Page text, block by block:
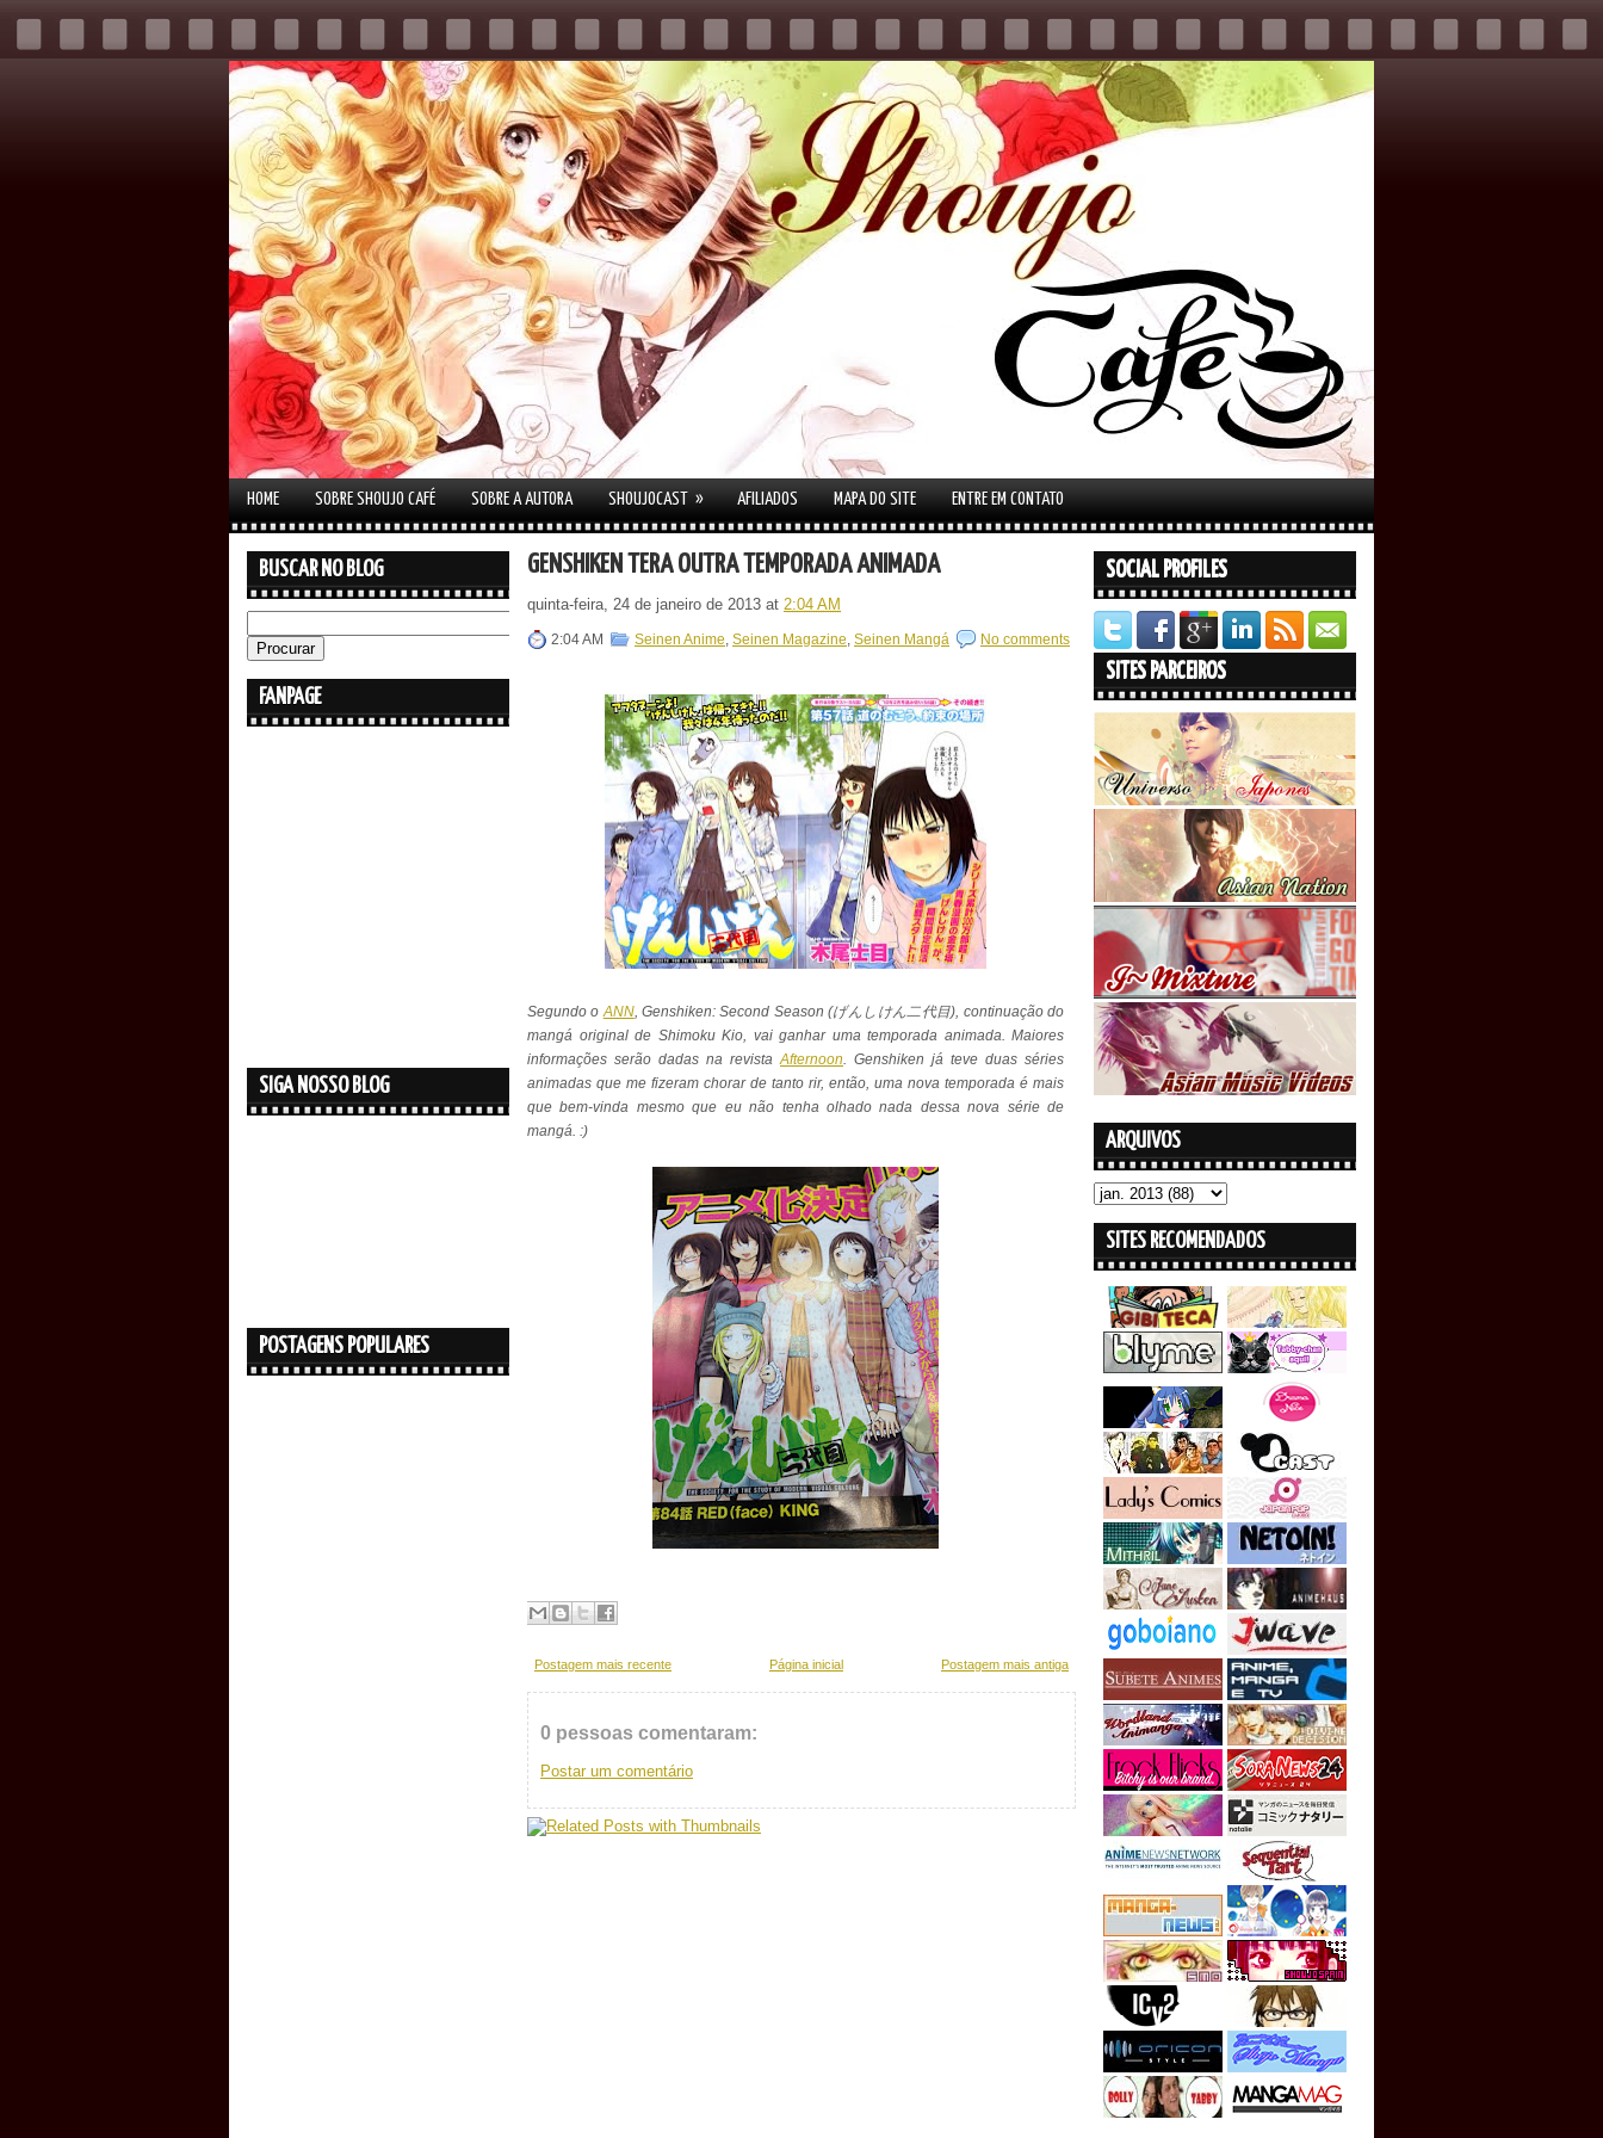
HOME SOBRE SHOUJO CAFÉ SOBRE A AUTORA SHOUJOCAST » AFILIADOS MAPA DO SITE ENTRE EM CONTATO
BUSCAR NO BLOG
FANPAGE
SIGA NOSSO BLOG
POSTAGENS POPULARES
GENSHIKEN TERÁ OUTRA TEMPORADA ANIMADA
quinta-feira, 24 de janeiro de 2013 at 2:04 AM
2:04 AM Seinen Anime, Seinen Magazine, Seinen Mangá No comments
Segundo oANN, Genshiken: Second Season (げんしけん二代目), continuação do
mangá original de Shimoku Kio, vai ganhar uma temporada animada. Maiores
informações serão dadas na revistaAfternoon. Genshiken já teve duas séries
animadas que me fizeram chorar de tanto rir, então, uma nova temporada é mais
que bem-vinda mesmo que eu não tenha olhado nada dessa nova série de
mangá. :)
Postagem mais recente Postagem mais antiga
Página inicial
0 pessoas comentaram:
Postar um comentário
SOCIAL PROFILES
SITES PARCEIROS
ARQUIVOS
SITES RECOMENDADOS